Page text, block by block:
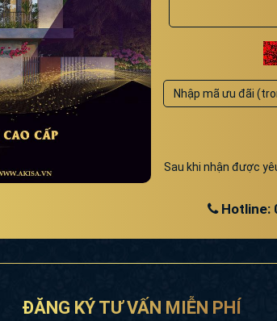
Sau khi nhận được
Hotline:
ĐĂNG KÝ TƯ VẤN MIỄN PHÍ